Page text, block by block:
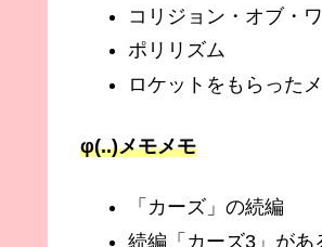
コリジョン・オブ・
ポリリズム
ロケットをもらった
φ(..)メモメモ
「カーズ」の続編
続編「カーズ3」があ